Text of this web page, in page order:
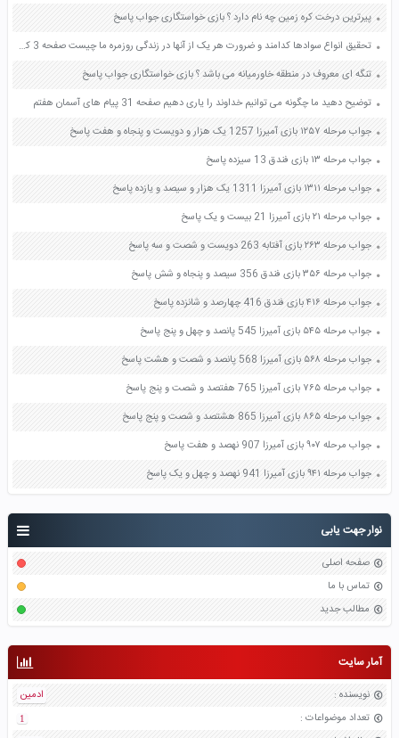
نوار جهت یابی
صفحه اصلی
تماس با ما
مطالب جدید
آمار سایت
نویسنده :
ادمین
تعداد موضواعات :
1
پیرترین درخت کره زمین چه نام دارد ؟ بازی خواستگاری جواب پاسخ
تحقیق انواع سوادها کدامند و ضرورت هر یک از آنها در زندگی روزمره ما چیست صفحه 3 کاربرد فناوری های نوین یازدهم
تنگه ای معروف در منطقه خاورمیانه می باشد ؟ بازی خواستگاری جواب پاسخ
توضیح دهید ما چگونه می توانیم خداوند را یاری دهیم صفحه 31 پیام های آسمان هفتم
جواب مرحله ۱۲۵۷ بازی آمیرزا 1257 یک هزار و دویست و پنجاه و هفت پاسخ
جواب مرحله ۱۳ بازی فندق 13 سیزده پاسخ
جواب مرحله ۱۳۱۱ بازی آمیرزا 1311 یک هزار و سیصد و یازده پاسخ
جواب مرحله ۲۱ بازی آمیرزا 21 بیست و یک پاسخ
جواب مرحله ۲۶۳ بازی آفتابه 263 دویست و شصت و سه پاسخ
جواب مرحله ۳۵۶ بازی فندق 356 سیصد و پنجاه و شش پاسخ
جواب مرحله ۴۱۶ بازی فندق 416 چهارصد و شانزده پاسخ
جواب مرحله ۵۴۵ بازی آمیرزا 545 پانصد و چهل و پنج پاسخ
جواب مرحله ۵۶۸ بازی آمیرزا 568 پانصد و شصت و هشت پاسخ
جواب مرحله ۷۶۵ بازی آمیرزا 765 هفتصد و شصت و پنج پاسخ
جواب مرحله ۸۶۵ بازی آمیرزا 865 هشتصد و شصت و پنج پاسخ
جواب مرحله ۹۰۷ بازی آمیرزا 907 نهصد و هفت پاسخ
جواب مرحله ۹۴۱ بازی آمیرزا 941 نهصد و چهل و یک پاسخ